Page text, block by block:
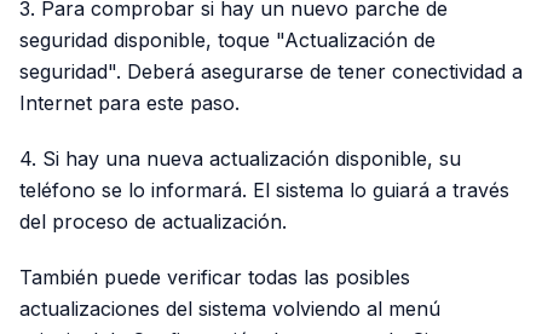
3. Para comprobar si hay un nuevo parche de
seguridad disponible, toque "Actualización de
seguridad". Deberá asegurarse de tener conectividad a
Internet para este paso.
4. Si hay una nueva actualización disponible, su
teléfono se lo informará. El sistema lo guiará a través
del proceso de actualización.
También puede verificar todas las posibles
actualizaciones del sistema volviendo al menú